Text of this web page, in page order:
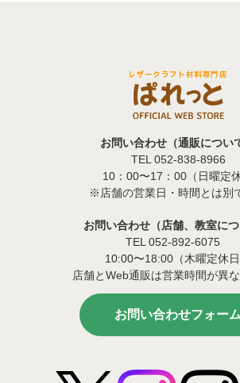
お問い合わせ（通販につい
TEL 052-838-8966
10：00〜17：00（日曜定休
※店舗の営業日・時間とは別
お問い合わせ（店舗、教室につ
TEL 052-892-6075
10:00〜18:00（木曜定休日
店舗とWeb通販は営業時間が異な
お問い合わせフォーム